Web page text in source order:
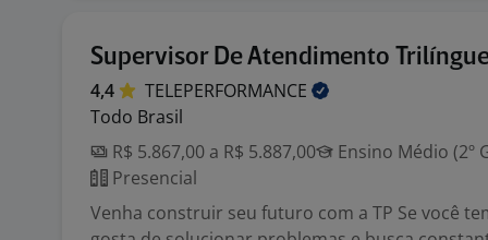
Supervisor De Atendimento
4,4
TELEPERFORMANCE
Todo Brasil
R$ 5.867,00 a R$ 5.887,00
Ensino Médio (2º
Presencial
Venha construir seu futuro com a TP Se você